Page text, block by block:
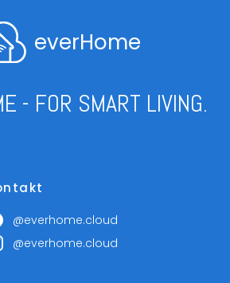
everHome
- FOR SMART LIVING.
@everhome.cloud
@everhome.cloud